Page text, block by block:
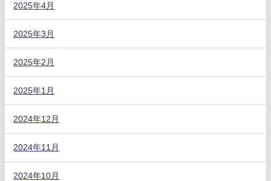
2025年4月
2025年3月
2025年2月
2025年1月
2024年12月
2024年11月
2024年10月